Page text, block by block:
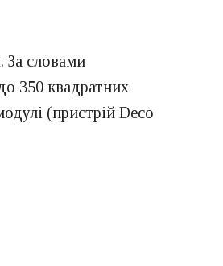
За словами
350 квадратних
(пристрій Deco